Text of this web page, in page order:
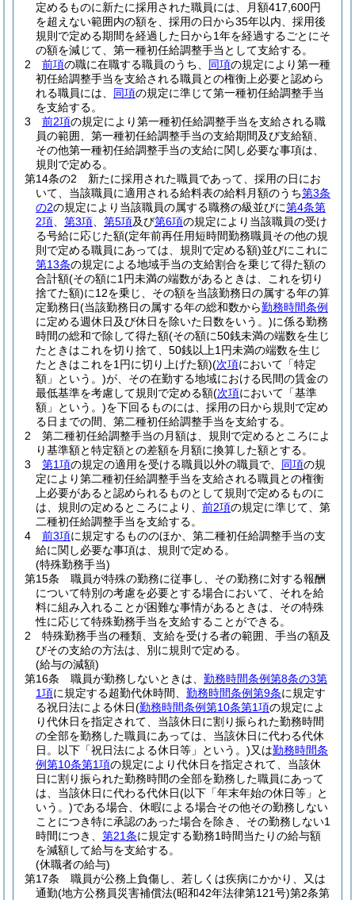
定めるものに新たに採用された職員には、月額417,600円
を超えない範囲内の額を、採用の日から35年以内、採用後
規則で定める期間を経過した日から1年を経過するごとにそ
の額を減じて、第一種初任給調整手当として支給する。
2
前項の職に在職する職員のうち、 同項の規定により第一種
初任給調整手当を支給される職員との権衡上必要と認めら
れる職員には、 同項の規定に準じて第一種初任給調整手当
を支給する。
3
前2項の規定により第一種初任給調整手当を支給される職
員の範囲、第一種初任給調整手当の支給期間及び支給額、
その他第一種初任給調整手当の支給に関し必要な事項は、
規則で定める。
第14条の2
新たに採用された職員であって、採用の日にお
いて、当該職員に適用される給料表の給料月額のうち第3条
の2の規定により当該職員の属する職務の級並びに第4条第
2項
第3項 第5項及び第6項の規定により当該職員の受け
る号給に応じた額(定年前再任用短時間勤務職員その他の規
則で定める職員にあっては、規則で定める額)並びにこれに
第13条の規定による地域手当の支給割合を乗じて得た額の
合計額(その額に1円未満の端数があるときは、これを切り
捨てた額)に12を乗じ、その額を当該勤務日の属する年の算
定勤務日(当該勤務日の属する年の総和数から勤務時間条例
に定める週休日及び休日を除いた日数をいう。)に係る勤務
時間の総和で除して得た額(その額に50銭未満の端数を生じ
たときはこれを切り捨て、50銭以上1円未満の端数を生じ
たときはこれを1円に切り上げた額)(次項において「特定
額」という。)が、その在勤する地域における民間の賃金の
最低基準を考慮して規則で定める額(次項において「基準
額」という。)を下回るものには、採用の日から規則で定め
る日までの間、第二種初任給調整手当を支給する。
2
第二種初任給調整手当の月額は、規則で定めるところによ
り基準額と特定額との差額を月額に換算した額とする。
3
第1項の規定の適用を受ける職員以外の職員で、 同項の規
定により第二種初任給調整手当を支給される職員との権衡
上必要があると認められるものとして規則で定めるものに
は、規則の定めるところにより、 前2項の規定に準じて、第
二種初任給調整手当を支給する。
4
前3項に規定するもののほか、第二種初任給調整手当の支
給に関し必要な事項は、規則で定める。
(特殊勤務手当)
第15条
職員が特殊の勤務に従事し、その勤務に対する報酬
について特別の考慮を必要とする場合において、それを給
料に組み入れることが困難な事情があるときは、その特殊
性に応じて特殊勤務手当を支給することができる。
2
特殊勤務手当の種類、支給を受ける者の範囲、手当の額及
びその支給の方法は、別に規則で定める。
(給与の減額)
第16条
職員が勤務しないときは、 勤務時間条例第8条の3第
1項に規定する超勤代休時間、 勤務時間条例第9条に規定す
る祝日法による休日(勤務時間条例第10条第1項の規定によ
り代休日を指定されて、当該休日に割り振られた勤務時間
の全部を勤務した職員にあっては、当該休日に代わる代休
日。以下「祝日法による休日等」という。)又は勤務時間条
例第10条第1項の規定により代休日を指定されて、当該休
日に割り振られた勤務時間の全部を勤務した職員にあって
は、当該休日に代わる代休日(以下「年末年始の休日等」と
いう。)である場合、休暇による場合その他その勤務しない
ことにつき特に承認のあった場合を除き、その勤務しない1
時間につき、 第21条に規定する勤務1時間当たりの給与額
を減額して給与を支給する。
(休職者の給与)
第17条
職員が公務上負傷し、若しくは疾病にかかり、又は
通勤(地方公務員災害補償法(昭和42年法律第121号)第2条第